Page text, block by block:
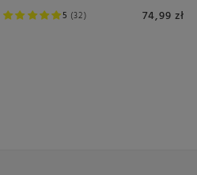
5 32 74,99 zł